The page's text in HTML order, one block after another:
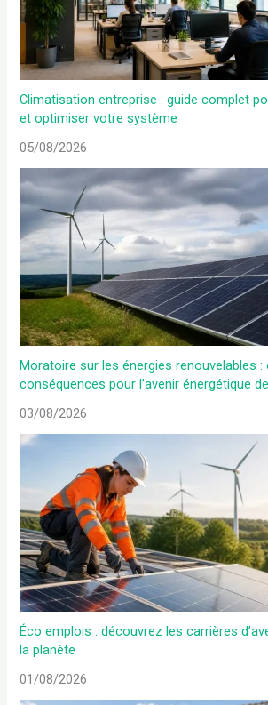
Climatisation entreprise : guide complet
et optimiser votre système
05/08/2026
Moratoire sur les énergies renouvelables :
conséquences pour l’avenir énergétique
03/08/2026
Éco emplois : découvrez les carrières
la planète
01/08/2026